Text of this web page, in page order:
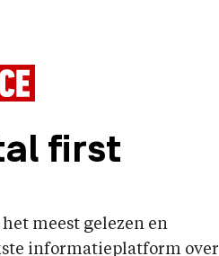
first
meest gelezen en
informatieplatform over